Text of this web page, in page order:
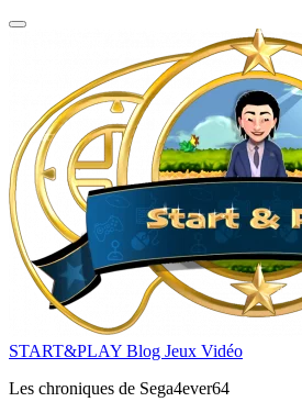
START&PLAY Blog Jeux Vidéo
Les chroniques de Sega4ever64